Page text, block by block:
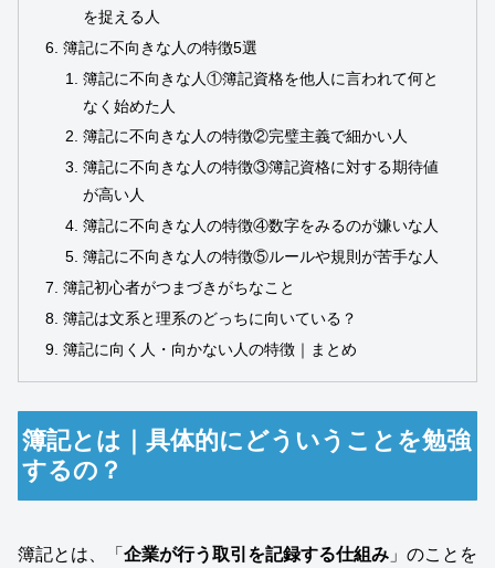
を捉える人
簿記に不向きな人の特徴5選
簿記に不向きな人①簿記資格を他人に言われて何と
なく始めた人
簿記に不向きな人の特徴②完璧主義で細かい人
簿記に不向きな人の特徴③簿記資格に対する期待値
が高い人
簿記に不向きな人の特徴④数字をみるのが嫌いな人
簿記に不向きな人の特徴⑤ルールや規則が苦手な人
簿記初心者がつまづきがちなこと
簿記は文系と理系のどっちに向いている？
簿記に向く人・向かない人の特徴｜まとめ
簿記とは｜具体的にどういうことを勉強
するの？
簿記とは、「 企業が行う取引を記録する仕組み 」のことを